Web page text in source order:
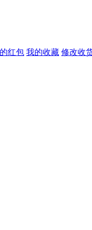
红包 我的收藏 修改收